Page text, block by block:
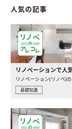
人気の記事
基礎知識